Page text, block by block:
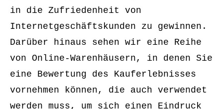
in die Zufriedenheit von
Internetgeschäftskunden zu gewinnen.
Darüber hinaus sehen wir eine Reihe
von Online-Warenhäusern, in denen Sie
eine Bewertung des Kauferlebnisses
vornehmen können, die auch verwendet
werden muss, um sich einen Eindruck